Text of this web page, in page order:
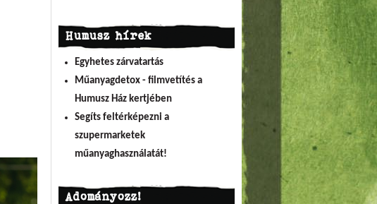
Humusz hírek
Egyhetes zárvatartás
Műanyagdetox - filmvetítés a
Humusz Ház kertjében
Segíts feltérképezni a
szupermarketek
műanyaghasználatát!
Adományozz!